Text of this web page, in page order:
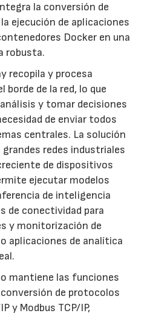
la conversión de
ejecución de aplicaciones
Docker en una
robusta.
recopila y procesa
borde de la red, lo que
y tomar decisiones
de enviar todos
centrales. La solución
redes industriales
de dispositivos
ejecutar modelos
de inteligencia
de conectividad para
y monitorización de
aplicaciones de analítica
mantiene las funciones
de protocolos
y Modbus TCP/IP,